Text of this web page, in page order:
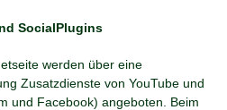
SocialPlugins
werden über eine
Zusatzdienste von YouTube und
und Facebook) angeboten. Beim